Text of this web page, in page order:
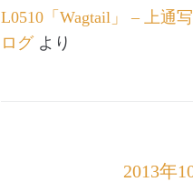
L0510「Wagtail」 – 上通
ログより
2013年